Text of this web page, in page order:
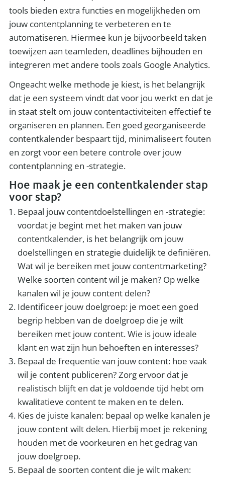
tools bieden extra functies en mogelijkheden om
jouw contentplanning te verbeteren en te
automatiseren. Hiermee kun je bijvoorbeeld taken
toewijzen aan teamleden, deadlines bijhouden en
integreren met andere tools zoals Google Analytics.
Ongeacht welke methode je kiest, is het belangrijk
dat je een systeem vindt dat voor jou werkt en dat je
in staat stelt om jouw contentactiviteiten effectief te
organiseren en plannen. Een goed georganiseerde
contentkalender bespaart tijd, minimaliseert fouten
en zorgt voor een betere controle over jouw
contentplanning en -strategie.
Hoe maak je een contentkalender stap
voor stap?
Bepaal jouw contentdoelstellingen en -strategie:
voordat je begint met het maken van jouw
contentkalender, is het belangrijk om jouw
doelstellingen en strategie duidelijk te definiëren.
Wat wil je bereiken met jouw contentmarketing?
Welke soorten content wil je maken? Op welke
kanalen wil je jouw content delen?
Identificeer jouw doelgroep: je moet een goed
begrip hebben van de doelgroep die je wilt
bereiken met jouw content. Wie is jouw ideale
klant en wat zijn hun behoeften en interesses?
Bepaal de frequentie van jouw content: hoe vaak
wil je content publiceren? Zorg ervoor dat je
realistisch blijft en dat je voldoende tijd hebt om
kwalitatieve content te maken en te delen.
Kies de juiste kanalen: bepaal op welke kanalen je
jouw content wilt delen. Hierbij moet je rekening
houden met de voorkeuren en het gedrag van
jouw doelgroep.
Bepaal de soorten content die je wilt maken: